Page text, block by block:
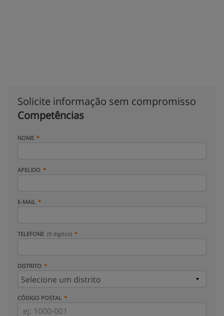
Solicite informação sem compromisso
Competências
NOME
APELIDO
E-MAIL
TELEFONE (9 dígitos)
DISTRITO
CÓDIGO POSTAL